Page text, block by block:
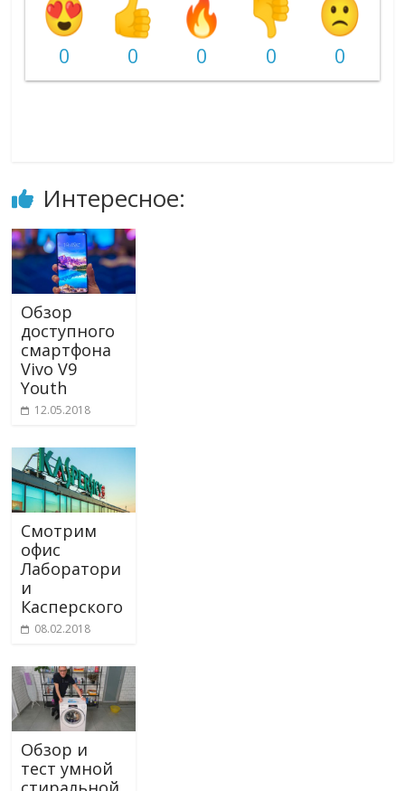
0 0 0 0 0
Интересное:
Обзор
доступного
смартфона
Vivo V9
Youth
12.05.2018
Смотрим
офис
Лаборатори
и
Касперского
08.02.2018
Обзор и
тест умной